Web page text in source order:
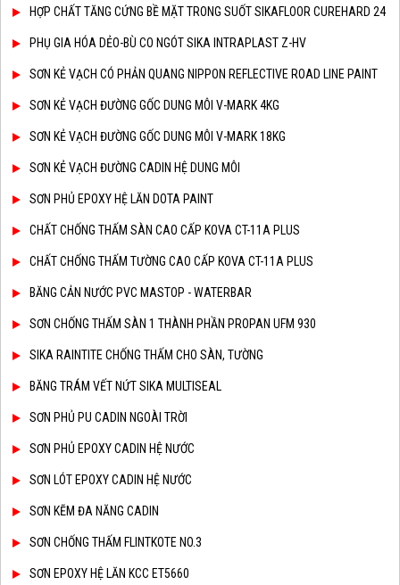
HỢP CHẤT TĂNG CỨNG BỀ MẶT TRONG SUỐT SIKAFLOOR CUREHARD 24
PHỤ GIA HÓA DẺO-BÙ CO NGÓT SIKA INTRAPLAST Z-HV
SƠN KẺ VẠCH CÓ PHẢN QUANG NIPPON REFLECTIVE ROAD LINE PAINT
SƠN KẺ VẠCH ĐƯỜNG GỐC DUNG MÔI V-MARK 4KG
SƠN KẺ VẠCH ĐƯỜNG GỐC DUNG MÔI V-MARK 18KG
SƠN KẺ VẠCH ĐƯỜNG CADIN HỆ DUNG MÔI
SƠN PHỦ EPOXY HỆ LĂN DOTA PAINT
CHẤT CHỐNG THẤM SÀN CAO CẤP KOVA CT-11A PLUS
CHẤT CHỐNG THẤM TƯỜNG CAO CẤP KOVA CT-11A PLUS
BĂNG CẢN NƯỚC PVC MASTOP - WATERBAR
SƠN CHỐNG THẤM SÀN 1 THÀNH PHẦN PROPAN UFM 930
SIKA RAINTITE CHỐNG THẤM CHO SÀN, TƯỜNG
BĂNG TRÁM VẾT NỨT SIKA MULTISEAL
SƠN PHỦ PU CADIN NGOÀI TRỜI
SƠN PHỦ EPOXY CADIN HỆ NƯỚC
SƠN LÓT EPOXY CADIN HỆ NƯỚC
SƠN KẼM ĐA NĂNG CADIN
SƠN CHỐNG THẤM FLINTKOTE NO.3
SƠN EPOXY HỆ LĂN KCC ET5660